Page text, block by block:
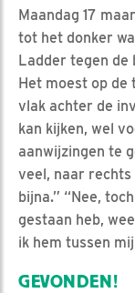
Maandag 17
tot het donker
Ladder tegen de
Het moest op de
vlak achter de
kan kijken, wel
aanwijzingen te
veel, naar rechts
bijna.” “Nee,
gestaan heb,
ik hem tussen
GEVONDEN!